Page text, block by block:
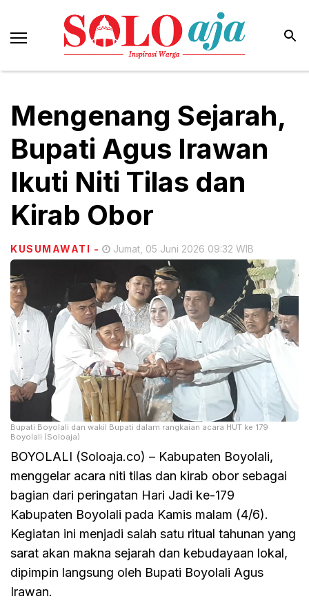
Mengenang Sejarah,
Bupati Agus Irawan
Ikuti Niti Tilas dan
Kirab Obor
KUSUMAWATI - Jumat, 05 Juni 2026 09:32 WIB
Bupati Boyolali dan wakil Bupati dalam rangkaian acara HUT ke 179
Boyolali (Soloaja)
BOYOLALI (Soloaja.co) – Kabupaten Boyolali,
menggelar acara niti tilas dan kirab obor sebagai
bagian dari peringatan Hari Jadi ke-179
Kabupaten Boyolali pada Kamis malam (4/6).
Kegiatan ini menjadi salah satu ritual tahunan yang
sarat akan makna sejarah dan kebudayaan lokal,
dipimpin langsung oleh Bupati Boyolali Agus
Irawan.